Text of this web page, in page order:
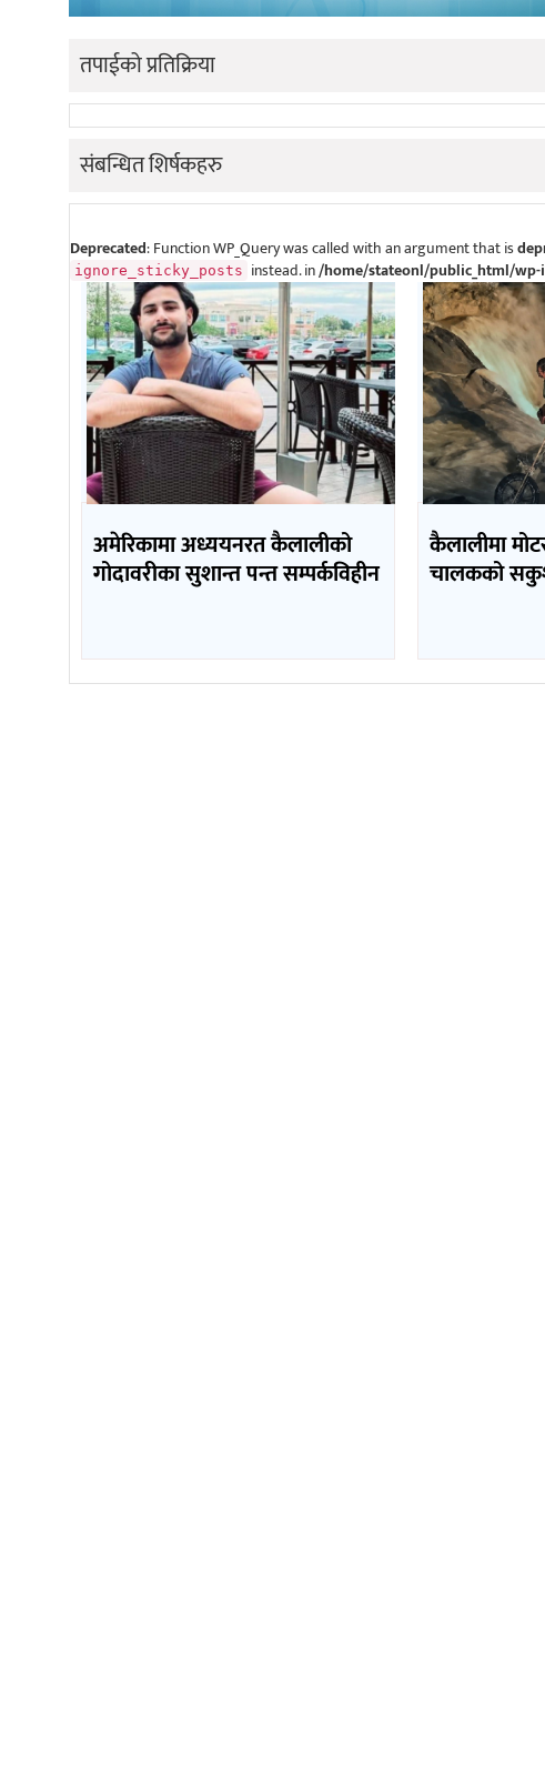
तपाईको प्रतिक्रिया
संबन्धित शिर्षकहरु
Deprecated: Function WP_Query was called with an argument that is
ignore_sticky_posts instead. in/home/stateonl/public_html/
अमेरिकामा अध्ययनरत कैलालीको
गोदावरीका सुशान्त पन्त सम्पर्कविहीन
कैलालीमा
चालकको